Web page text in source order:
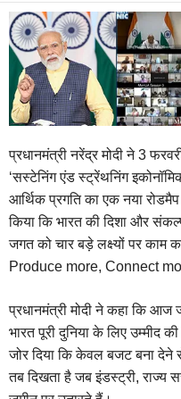
प्रधानमंत्री नरेंद्र मोदी ने 3
‘सस्टेनिंग एंड स्ट्रेंथनिंग
आर्थिक प्रगति का एक नया
किया कि भारत की दिशा और
जगत को चार बड़े लक्ष्यों पर काम
Produce more, Connect
प्रधानमंत्री मोदी ने कहा कि आज
भारत पूरी दुनिया के लिए उम्मीद
जोर दिया कि केवल बजट बना
तब दिखता है जब इंडस्ट्री, राज्य